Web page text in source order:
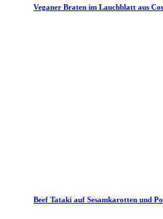
Veganer Braten im Lauchblatt aus
Beef Tataki auf Sesamkarotten und